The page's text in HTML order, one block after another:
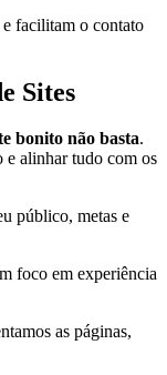
e facilitam o contato
Sites
bonito não basta.
e alinhar tudo com os
público, metas e
foco em experiência
as páginas,